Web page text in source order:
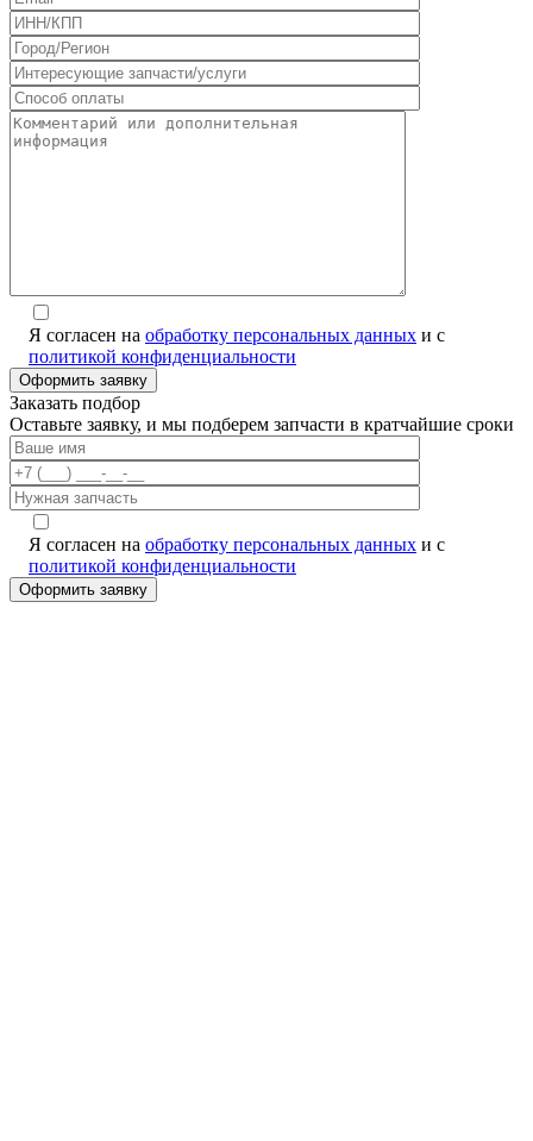
Я согласен на обработку персональных данных и с
политикой конфиденциальности
Заказать подбор
Оставьте заявку, и мы подберем запчасти в кратчайшие сроки
Я согласен на обработку персональных данных и с
политикой конфиденциальности